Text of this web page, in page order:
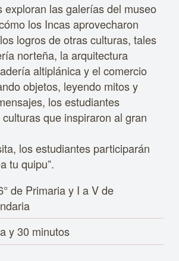
exploran las galerías del museo
los Incas aprovecharon
logros de otras culturas, tales
norteña, la arquitectura
altiplánica y el comercio
objetos, leyendo mitos y
los estudiantes
que inspiraron al gran
los estudiantes participarán
tu quipu”.
de Primaria y I a V de
y 30 minutos